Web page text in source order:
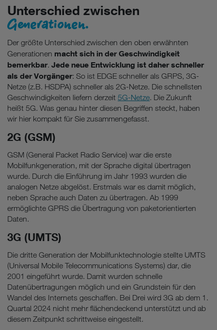
Unterschied zwischen
Generationen.
Der größte Unterschied zwischen den oben erwähnten
Generationen macht sich in der Geschwindigkeit
bemerkbar. Jede neue Entwicklung ist daher schneller
als der Vorgänger: So ist EDGE schneller als GRPS, 3G-
Netze (z.B. HSDPA) schneller als 2G-Netze. Die schnellsten
Geschwindigkeiten liefern derzeit 5G-Netze. Die Zukunft
heißt 5G. Was genau hinter diesen Begriffen steckt, haben
wir hier kompakt für Sie zusammengefasst.
2G (GSM)
GSM (General Packet Radio Service) war die erste
Mobilfunkgeneration, mit der Sprache digital übertragen
wurde. Durch die Einführung im Jahr 1993 wurden die
analogen Netze abgelöst. Erstmals war es damit möglich,
neben Sprache auch Daten zu übertragen. Ab 1999
ermöglichte GPRS die Übertragung von paketorientierten
Daten.
3G (UMTS)
Die dritte Generation der Mobilfunktechnologie stellte UMTS
(Universal Mobile Telecommunications Systems) dar, die
2001 eingeführt wurde. Damit wurden schnelle
Datenübertragungen möglich und ein Grundstein für den
Wandel des Internets geschaffen. Bei Drei wird 3G ab dem 1.
Quartal 2024 nicht mehr flächendeckend unterstützt und ab
diesem Zeitpunkt schrittweise eingestellt.